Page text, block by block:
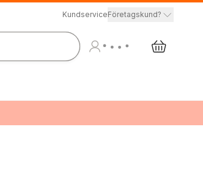
KundserviceFöretagskund?